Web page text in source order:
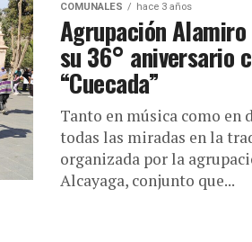
COMUNALES hace 3 años
Agrupación
su 36° aniversario
“Cuecada”
Tanto en música como en
todas las miradas en la
organizada por la
Alcayaga, conjunto que...